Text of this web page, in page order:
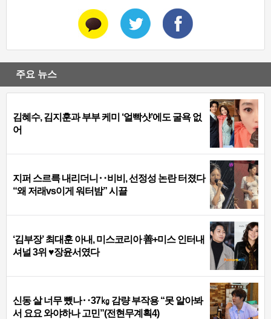
주요 뉴스
김혜수, 김지훈과 부부 케미 ‘얼빡샷’에도 굴욕 없
어
지퍼 스르륵 내리더니‥비비, 선정성 논란 터졌다
“왜 저래vs이게 워터밤” 시끌
‘김부장’ 최대훈 아내, 미스코리아 善+미스 인터내
셔널 3위 ♥장윤서였다
신동 살 너무 뺐나‥37㎏ 감량 부작용 “못 알아봐
서 요요 와야하나 고민”(전현무계획4)